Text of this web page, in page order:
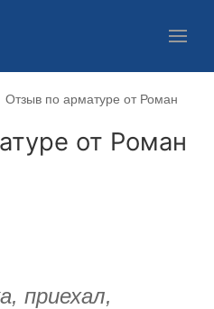
Отзыв по арматуре от Роман
от Роман
приехал,